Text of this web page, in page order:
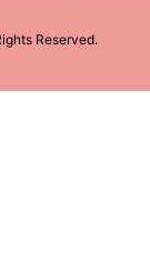
Reserved.